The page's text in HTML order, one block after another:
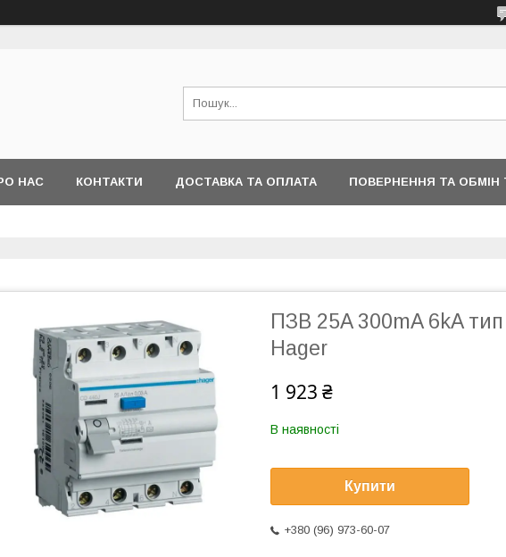
НАС КОНТАКТИ ДОСТАВКА ТА ОПЛАТА ПОВЕРНЕННЯ ТА ОБМІН
ПЗВ 25A 300mA 6kA
Hager
1 923 ₴
В наявності
Купити
+380 (96) 973-60-07